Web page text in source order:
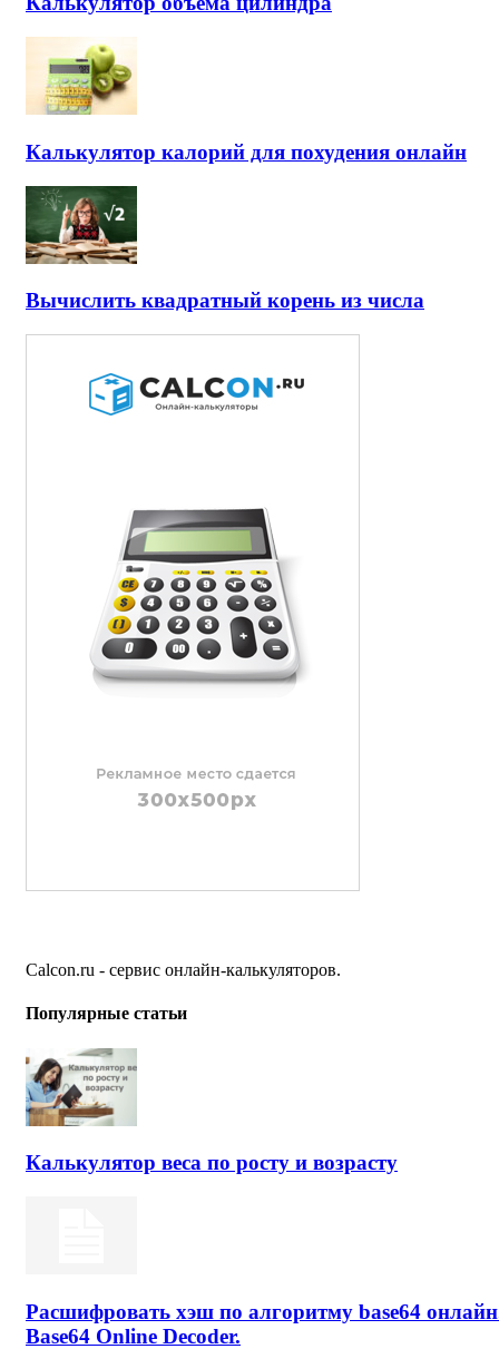
Калькулятор калорий для похудения онлайн
Вычислить квадратный корень из числа
Calcon.ru - сервис онлайн-калькуляторов.
Популярные статьи
Калькулятор веса по росту и возрасту
Расшифровать хэш по алгоритму base64
Base64 Online Decoder.